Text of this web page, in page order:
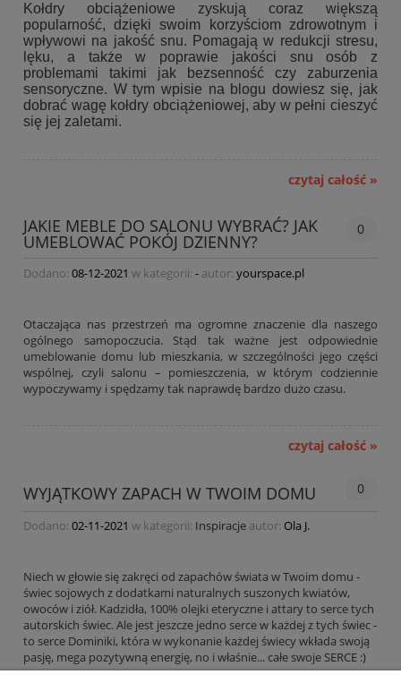
Kołdry obciążeniowe zyskują coraz większą
popularność, dzięki swoim korzyściom zdrowotnym i
wpływowi na jakość snu. Pomagają w redukcji stresu,
lęku, a także w poprawie jakości snu osób z
problemami takimi jak bezsenność czy zaburzenia
sensoryczne. W tym wpisie na blogu dowiesz się, jak
dobrać wagę kołdry obciążeniowej, aby w pełni cieszyć
się jej zaletami.
czytaj całość »
JAKIE MEBLE DO SALONU WYBRAĆ? JAK
UMEBLOWAĆ POKÓJ DZIENNY?
0
Dodano: 08-12-2021 w kategorii: - autor: yourspace.pl
Otaczająca nas przestrzeń ma ogromne znaczenie dla naszego
ogólnego samopoczucia. Stąd tak ważne jest odpowiednie
umeblowanie domu lub mieszkania, w szczególności jego części
wspólnej, czyli salonu – pomieszczenia, w którym codziennie
wypoczywamy i spędzamy tak naprawdę bardzo dużo czasu.
czytaj całość »
WYJĄTKOWY ZAPACH W TWOIM DOMU 0
Dodano: 02-11-2021 w kategorii: Inspiracje autor: Ola J.
Niech w głowie się zakręci od zapachów świata w Twoim domu -
świec sojowych z dodatkami naturalnych suszonych kwiatów,
owoców i ziół. Kadzidła, 100% olejki eteryczne i attary to serce tych
autorskich świec. Ale jest jeszcze jedno serce w każdej z tych świec -
to serce Dominiki, która w wykonanie każdej świecy wkłada swoją
pasję, mega pozytywną energię, no i właśnie... całe swoje SERCE :)